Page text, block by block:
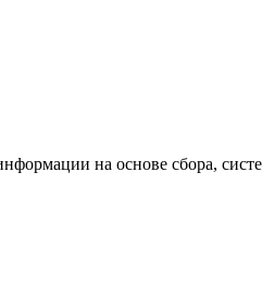
на основе сбора,